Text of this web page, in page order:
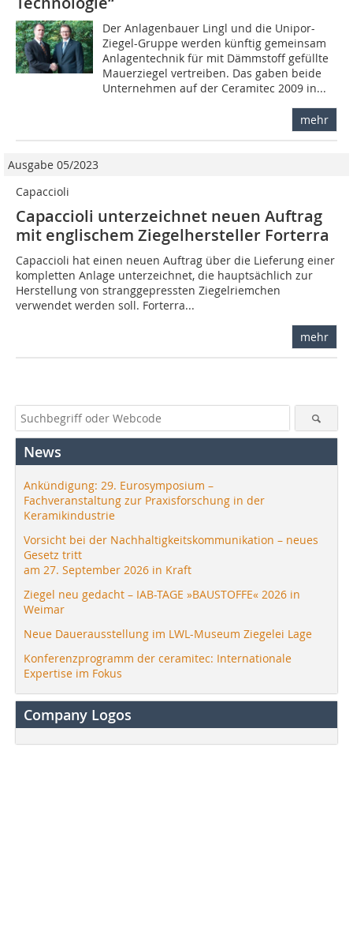
Der Anlagenbauer Lingl und die Unipor-
Ziegel-Gruppe werden künftig gemeinsam
Anlagentechnik für mit Dämmstoff gefüllte
Mauerziegel vertreiben. Das gaben beide
Unternehmen auf der Ceramitec 2009 in...
mehr
Ausgabe 05/2023
Capaccioli
Capaccioli unterzeichnet neuen Auftrag
mit englischem Ziegelhersteller Forterra
Capaccioli hat einen neuen Auftrag über die Lieferung einer
kompletten Anlage unterzeichnet, die hauptsächlich zur
Herstellung von stranggepressten Ziegelriemchen
verwendet werden soll. Forterra...
mehr
News
Ankündigung: 29. Eurosymposium –
Fachveranstaltung zur Praxisforschung in der
Keramikindustrie
Vorsicht bei der Nachhaltigkeitskommunikation – neues
Gesetz tritt
am 27. September 2026 in Kraft
Ziegel neu gedacht – IAB-TAGE »BAUSTOFFE« 2026 in
Weimar
Neue Dauerausstellung im LWL-Museum Ziegelei Lage
Konferenzprogramm der ceramitec: Internationale
Expertise im Fokus
Company Logos